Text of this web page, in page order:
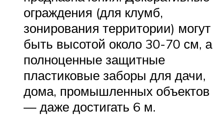
ограждения (для клумб,
зонирования территории) могут
быть высотой около 30-70 см, а
полноценные защитные
пластиковые заборы для дачи,
дома, промышленных объектов
— даже достигать 6 м.